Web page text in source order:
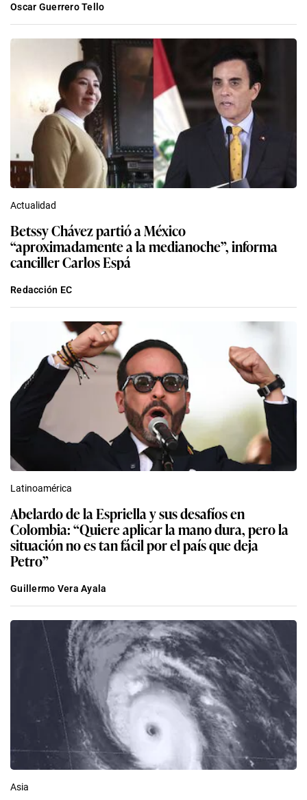
Oscar Guerrero Tello
Actualidad
Betssy Chávez partió a México
“aproximadamente a la medianoche”, informa
canciller Carlos Espá
Redacción EC
Latinoamérica
Abelardo de la Espriella y sus desafíos en
Colombia: “Quiere aplicar la mano dura, pero la
situación no es tan fácil por el país que deja
Petro”
Guillermo Vera Ayala
Asia